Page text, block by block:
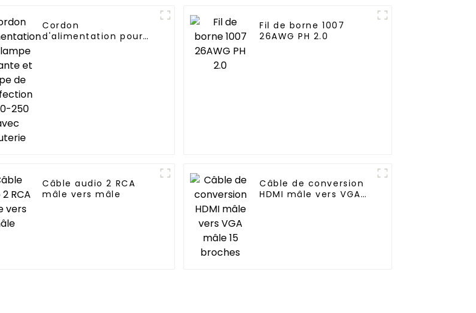
Cordon
d'alimentation pour
Fil de borne 1007
26AWG PH 2.0
Câble audio 2 RCA
mâle vers mâle
Câble de conversion
HDMI mâle vers VGA